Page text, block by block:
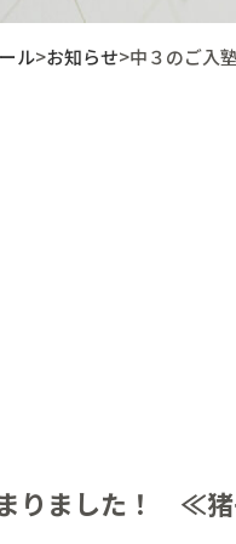
ル>お知らせ>中３のご入
りました！ ≪